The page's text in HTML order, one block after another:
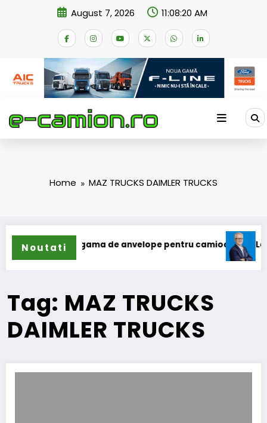
August 7, 2026 11:08:20 AM
Home MAZ TRUCKS DAIMLER TRUCKS
Noutati
își extinde gama de anvelope pentru camioane Lars
Tag: MAZ TRUCKS
DAIMLER TRUCKS